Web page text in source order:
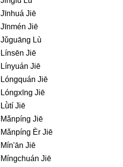
Jīnhuá Jiē
Jīnmén Jiē
Jǔguāng Lù
Línsēn Jiē
Línyuán Jiē
Lóngquán Jiē
Lóngxīng Jiē
Lǜtí Jiē
Mǎnpíng Jiē
Mǎnpíng Èr Jiē
Mín'ān Jiē
Míngchuán Jiē